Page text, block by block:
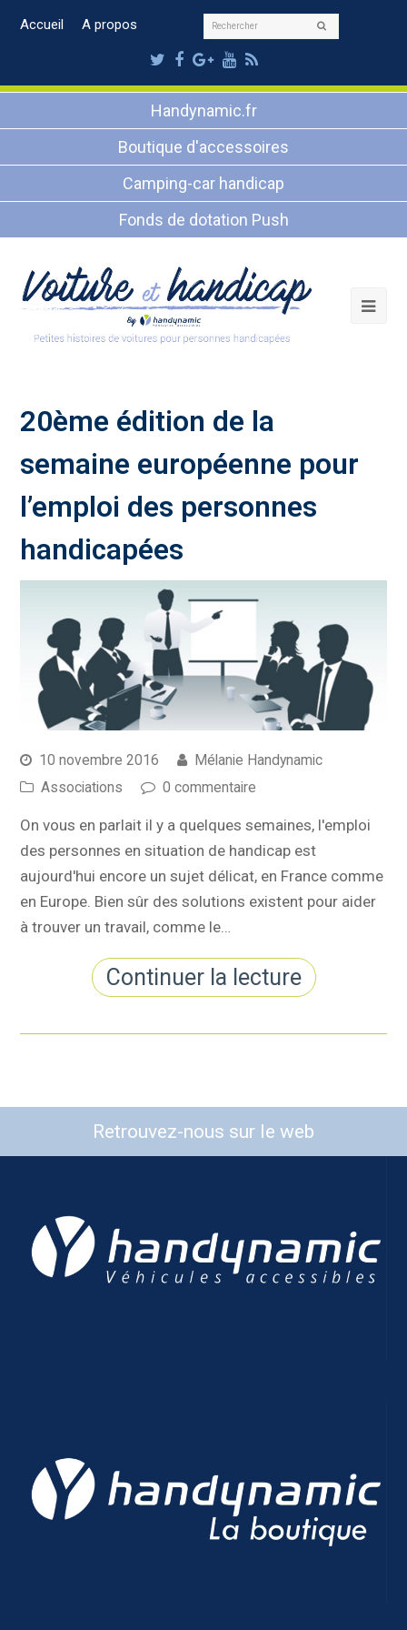
Accueil A propos Rechercher
Twitter
Facebook
Google
Plus
Youtube
RSS
Handynamic.fr
Boutique d'accessoires
Camping-car handicap
Fonds de dotation Push
20ème édition de la
semaine européenne pour
l’emploi des personnes
handicapées
10 novembre 2016
Mélanie Handynamic
Associations
0 commentaire
On vous en parlait il y a quelques semaines, l'emploi
des personnes en situation de handicap est
aujourd'hui encore un sujet délicat, en France comme
en Europe. Bien sûr des solutions existent pour aider
à trouver un travail, comme le…
Continuer la lecture
Retrouvez-nous sur le web